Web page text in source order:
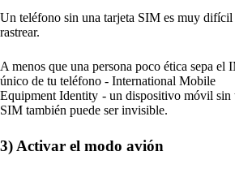
Un teléfono sin una tarjeta SIM es muy difícil
rastrear.
A menos que una persona poco ética sepa el
único de tu teléfono - International Mobile
Equipment Identity - un dispositivo móvil sin
SIM también puede ser invisible.
3) Activar el modo avión